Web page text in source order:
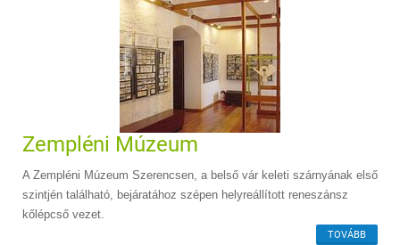
Zempléni Múzeum
A Zempléni Múzeum Szerencsen, a belső vár keleti szárnyának első
szintjén található, bejáratához szépen helyreállított reneszánsz
kőlépcső vezet.
TOVÁBB